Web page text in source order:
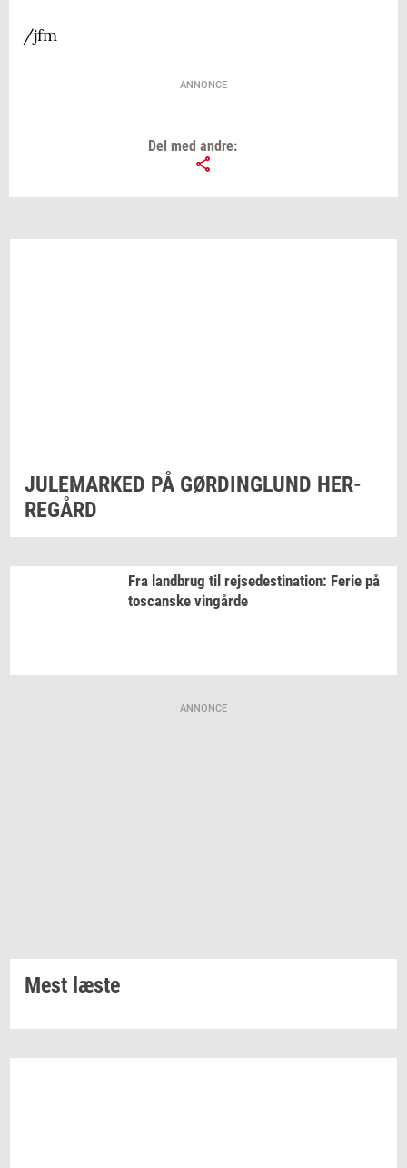
/jfm
ANNONCE
Del med andre:
JU­LE­MAR­KED PÅ GØ­R­DING­LUND HER­
RE­GÅRD
Fra land­brug til rej­se­desti­na­tion: Ferie på
toscan­ske vin­går­de
ANNONCE
Mest læste